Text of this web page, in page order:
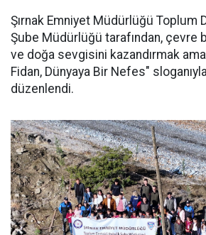
Şırnak Emniyet Müdürlüğü Toplum
Şube Müdürlüğü tarafından, çevre
ve doğa sevgisini kazandırmak
Fidan, Dünyaya Bir Nefes"
düzenlendi.